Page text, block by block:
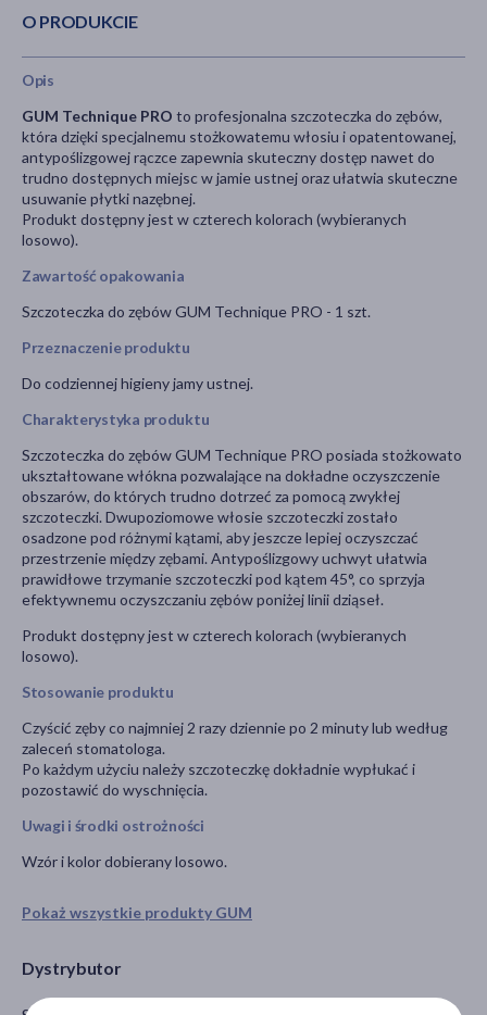
O PRODUKCIE
Pokaż wszystkie produkty GUM
Dystrybutor
Opis
GUM Technique PRO to profesjonalna szczoteczka do zębów,
która dzięki specjalnemu stożkowatemu włosiu i opatentowanej,
antypoślizgowej rączce zapewnia skuteczny dostęp nawet do
trudno dostępnych miejsc w jamie ustnej oraz ułatwia skuteczne
usuwanie płytki nazębnej.
Produkt dostępny jest w czterech kolorach (wybieranych
losowo).
Zawartość opakowania
Szczoteczka do zębów GUM Technique PRO - 1 szt.
Przeznaczenie produktu
Do codziennej higieny jamy ustnej.
Charakterystyka produktu
Szczoteczka do zębów GUM Technique PRO posiada stożkowato
ukształtowane włókna pozwalające na dokładne oczyszczenie
obszarów, do których trudno dotrzeć za pomocą zwykłej
szczoteczki. Dwupoziomowe włosie szczoteczki zostało
osadzone pod różnymi kątami, aby jeszcze lepiej oczyszczać
przestrzenie między zębami. Antypoślizgowy uchwyt ułatwia
prawidłowe trzymanie szczoteczki pod kątem 45°, co sprzyja
efektywnemu oczyszczaniu zębów poniżej linii dziąseł.
Produkt dostępny jest w czterech kolorach (wybieranych
losowo).
Stosowanie produktu
Czyścić zęby co najmniej 2 razy dziennie po 2 minuty lub według
zaleceń stomatologa.
Po każdym użyciu należy szczoteczkę dokładnie wypłukać i
pozostawić do wyschnięcia.
Uwagi i środki ostrożności
Wzór i kolor dobierany losowo.